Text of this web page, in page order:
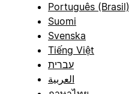
Português (Brasil)
Suomi
Svenska
Tiếng Việt
עברית
العربية